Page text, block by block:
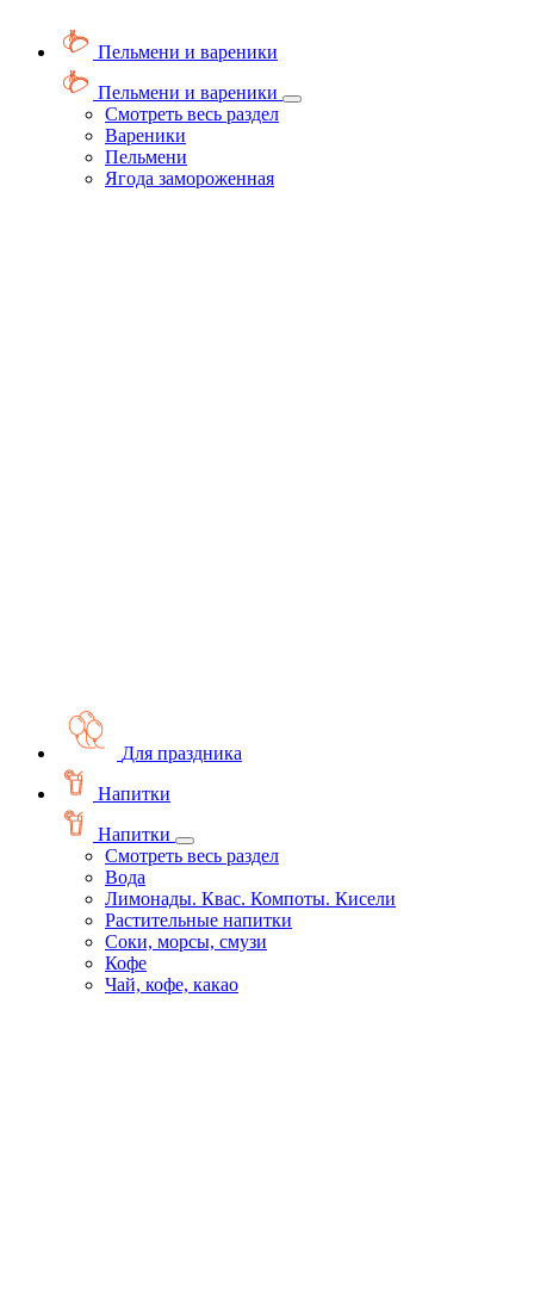
Пельмени и вареники
Пельмени и вареники
Смотреть весь раздел
Вареники
Пельмени
Ягода замороженная
Для праздника
Напитки
Напитки
Смотреть весь раздел
Вода
Лимонады. Квас. Компоты. Кисели
Растительные напитки
Соки, морсы, смузи
Кофе
Чай, кофе, какао